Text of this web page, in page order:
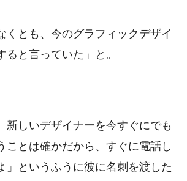
くとも、今のグラフィックデザイ
ると言っていた」と。
新しいデザイナーを今すぐにでも
ことは確かだから、すぐに電話し
」というふうに彼に名刺を渡した